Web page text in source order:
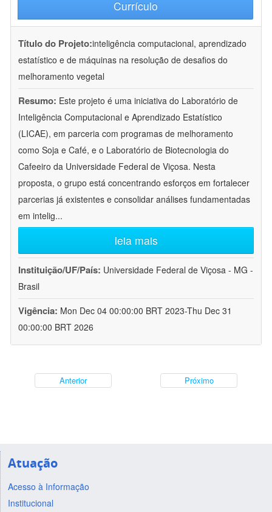
Currículo
Título do Projeto:inteligência computacional, aprendizado
estatístico e de máquinas na resolução de desafios do
melhoramento vegetal
Resumo: Este projeto é uma iniciativa do Laboratório de
Inteligência Computacional e Aprendizado Estatístico
(LICAE), em parceria com programas de melhoramento
como Soja e Café, e o Laboratório de Biotecnologia do
Cafeeiro da Universidade Federal de Viçosa. Nesta
proposta, o grupo está concentrando esforços em fortalecer
parcerias já existentes e consolidar análises fundamentadas
em intelig...
leia mais
Instituição/UF/País: Universidade Federal de Viçosa - MG -
Brasil
Vigência: Mon Dec 04 00:00:00 BRT 2023-Thu Dec 31
00:00:00 BRT 2026
Anterior Próximo
Atuação
Acesso à Informação
Institucional